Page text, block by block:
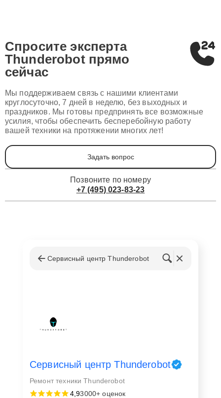
Спросите эксперта
Thunderobot прямо
сейчас
Мы поддерживаем связь с нашими клиентами
круглосуточно, 7 дней в неделю, без выходных и
праздников. Мы готовы предпринять все возможные
усилия, чтобы обеспечить бесперебойную работу
вашей техники на протяжении многих лет!
Задать вопрос
Позвоните по номеру
+7 (495) 023-83-23
Сервисный центр Thunderobot
Сервисный центр Thunderobot
Ремонт техники Thunderobot
4,93000+ оценок